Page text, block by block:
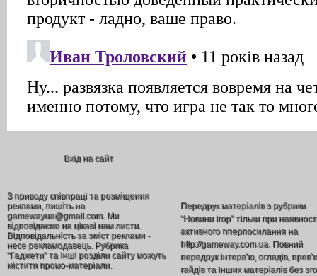
Вхід на сайт
З приводу співпраці та розміщення
реклами, пишіть на
gamewayua@gmail.com. Ми
відповідаємо на цікаві нам листи.
Відповідальність за зміст реклами -
несе рекламодавець. Рубрика
"Гаджети" та інші розділи сайту можуть
містити промо-матеріали.
Передрук матеріалів з рубрики
“Новини ігор” тільки при
активного гіперпосилання на
http://gameway.com.ua. Повний
передрук інтерв’ю, оглядів,
гайдів та інших матеріалів без